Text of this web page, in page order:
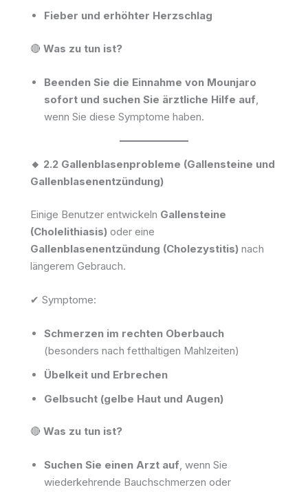
Fieber und erhöhter Herzschlag
🔴 Was zu tun ist?
Beenden Sie die Einnahme von Mounjaro
sofort und suchen Sie ärztliche Hilfe auf
wenn Sie diese Symptome haben.
🔸 2.2 Gallenblasenprobleme (Gallensteine und
Gallenblasenentzündung)
Einige Benutzer entwickeln Gallensteine
(Cholelithiasis) oder eine
Gallenblasenentzündung (Cholezystitis) nach
längerem Gebrauch.
✔ Symptome:
Schmerzen im rechten Oberbauch
(besonders nach fetthaltigen Mahlzeiten)
Übelkeit und Erbrechen
Gelbsucht (gelbe Haut und Augen)
🔴 Was zu tun ist?
Suchen Sie einen Arzt auf, wenn Sie
wiederkehrende Bauchschmerzen oder